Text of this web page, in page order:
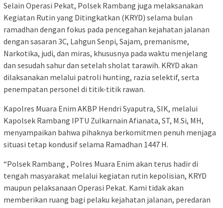
Selain Operasi Pekat, Polsek Rambang juga melaksanakan
Kegiatan Rutin yang Ditingkatkan (KRYD) selama bulan
ramadhan dengan fokus pada pencegahan kejahatan jalanan
dengan sasaran 3C, Lahgun Senpi, Sajam, premanisme,
Narkotika, judi, dan miras, khususnya pada waktu menjelang
dan sesudah sahur dan setelah sholat tarawih. KRYD akan
dilaksanakan melalui patroli hunting, razia selektif, serta
penempatan personel di titik-titik rawan.
Kapolres Muara Enim AKBP Hendri Syaputra, SIK, melalui
Kapolsek Rambang IPTU Zulkarnain Afianata, ST, M.Si, MH,
menyampaikan bahwa pihaknya berkomitmen penuh menjaga
situasi tetap kondusif selama Ramadhan 1447 H.
“Polsek Rambang , Polres Muara Enim akan terus hadir di
tengah masyarakat melalui kegiatan rutin kepolisian, KRYD
maupun pelaksanaan Operasi Pekat. Kami tidak akan
memberikan ruang bagi pelaku kejahatan jalanan, peredaran